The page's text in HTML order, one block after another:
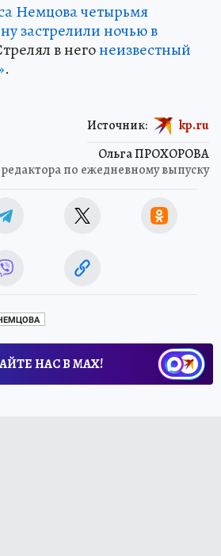
Немцова четырьмя
застрелили ночью в
в негонеизвестный
.
Ольга ПРОХОРОВА
редактора по ежедневному выпуску
Источник: kp.ru
НАС В МАХ!